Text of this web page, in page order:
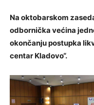
Na oktobarskom
odbornička većina
okončanju postupka
centar Kladovo“.